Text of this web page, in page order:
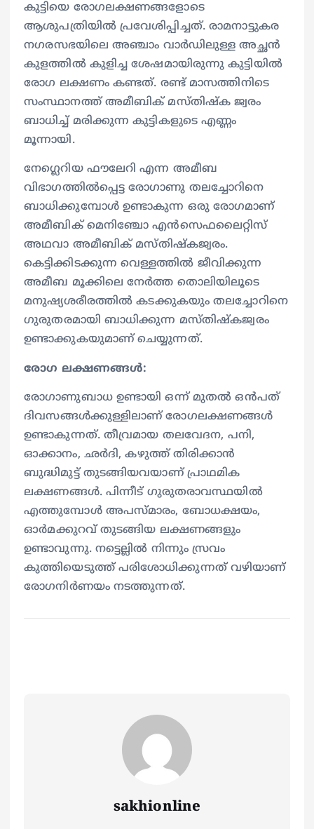
കുട്ടിയെ രോഗലക്ഷണങ്ങളോടെ
ആശുപത്രിയിൽ പ്രവേശിപ്പിച്ചത്. രാമനാട്ടുകര
നഗരസഭയിലെ അഞ്ചാം വാർഡിലുള്ള അച്ഛൻ
കുളത്തിൽ കുളിച്ച ശേഷമായിരുന്നു കുട്ടിയിൽ
രോഗ ലക്ഷണം കണ്ടത്. രണ്ട് മാസത്തിനിടെ
സംസ്ഥാനത്ത് അമീബിക് മസ്തിഷ്ക ജ്വരം
ബാധിച്ച് മരിക്കുന്ന കുട്ടികളുടെ എണ്ണം
മൂന്നായി.
നേഗ്ലെറിയ ഫൗലേറി എന്ന അമീബ
വിഭാഗത്തില്‍പ്പെട്ട രോഗാണു തലച്ചോറിനെ
ബാധിക്കുമ്പോള്‍ ഉണ്ടാകുന്ന ഒരു രോഗമാണ്
അമീബിക് മെനിഞ്ചോ എന്‍സെഫലൈറ്റിസ്
അഥവാ അമീബിക് മസ്തിഷ്കജ്വരം.
കെട്ടിക്കിടക്കുന്ന വെള്ളത്തില്‍ ജീവിക്കുന്ന
അമീബ മൂക്കിലെ നേര്‍ത്ത തൊലിയിലൂടെ
മനുഷ്യശരീരത്തില്‍ കടക്കുകയും തലച്ചോറിനെ
ഗുരുതരമായി ബാധിക്കുന്ന മസ്തിഷ്‌കജ്വരം
ഉണ്ടാക്കുകയുമാണ് ചെയ്യുന്നത്.
രോഗ ലക്ഷണങ്ങള്‍:
രോഗാണുബാധ ഉണ്ടായി ഒന്ന് മുതല്‍ ഒന്‍പത്
ദിവസങ്ങള്‍ക്കുള്ളിലാണ് രോഗലക്ഷണങ്ങള്‍
ഉണ്ടാകുന്നത്. തീവ്രമായ തലവേദന, പനി,
ഓക്കാനം, ഛര്‍ദി, കഴുത്ത് തിരിക്കാന്‍
ബുദ്ധിമുട്ട് തുടങ്ങിയവയാണ് പ്രാഥമിക
ലക്ഷണങ്ങള്‍. പിന്നീട് ഗുരുതരാവസ്ഥയില്‍
എത്തുമ്പോള്‍ അപസ്മാരം, ബോധക്ഷയം,
ഓര്‍മക്കുറവ് തുടങ്ങിയ ലക്ഷണങ്ങളും
ഉണ്ടാവുന്നു. നട്ടെല്ലില്‍ നിന്നും സ്രവം
കുത്തിയെടുത്ത് പരിശോധിക്കുന്നത് വഴിയാണ്
രോഗനിര്‍ണയം നടത്തുന്നത്.
sakhionline